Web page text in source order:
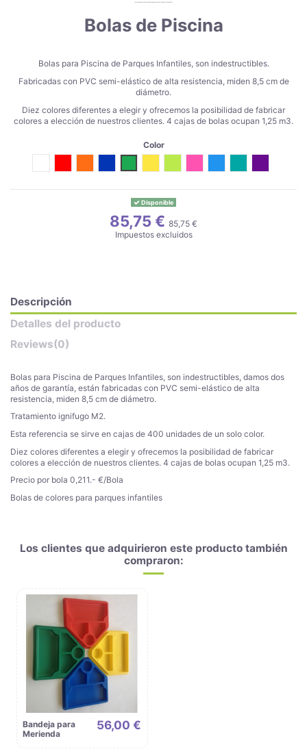
Bolas de Piscina
Bolas para Piscina de Parques Infantiles, son indestructibles.
Fabricadas con PVC semi-elástico de alta resistencia, miden 8,5 cm de
diámetro.
Diez colores diferentes a elegir y ofrecemos la posibilidad de fabricar
colores a elección de nuestros clientes. 4 cajas de bolas ocupan 1,25 m3.
Color
Disponible
85,75 € 85,75 €
Impuestos excluidos
Descripción
Detalles del producto
Reviews(0)
Bolas para Piscina de Parques Infantiles, son indestructibles, damos dos
años de garantía, están fabricadas con PVC semi-elástico de alta
resistencia, miden 8,5 cm de diámetro.
Tratamiento ignifugo M2.
Esta referencia se sirve en cajas de 400 unidades de un solo color.
Diez colores diferentes a elegir y ofrecemos la posibilidad de fabricar
colores a elección de nuestros clientes. 4 cajas de bolas ocupan 1,25 m3.
Precio por bola 0,211.- €/Bola
Bolas de colores para parques infantiles
Los clientes que adquirieron este producto también
compraron:
Bandeja para
Merienda
56,00 €